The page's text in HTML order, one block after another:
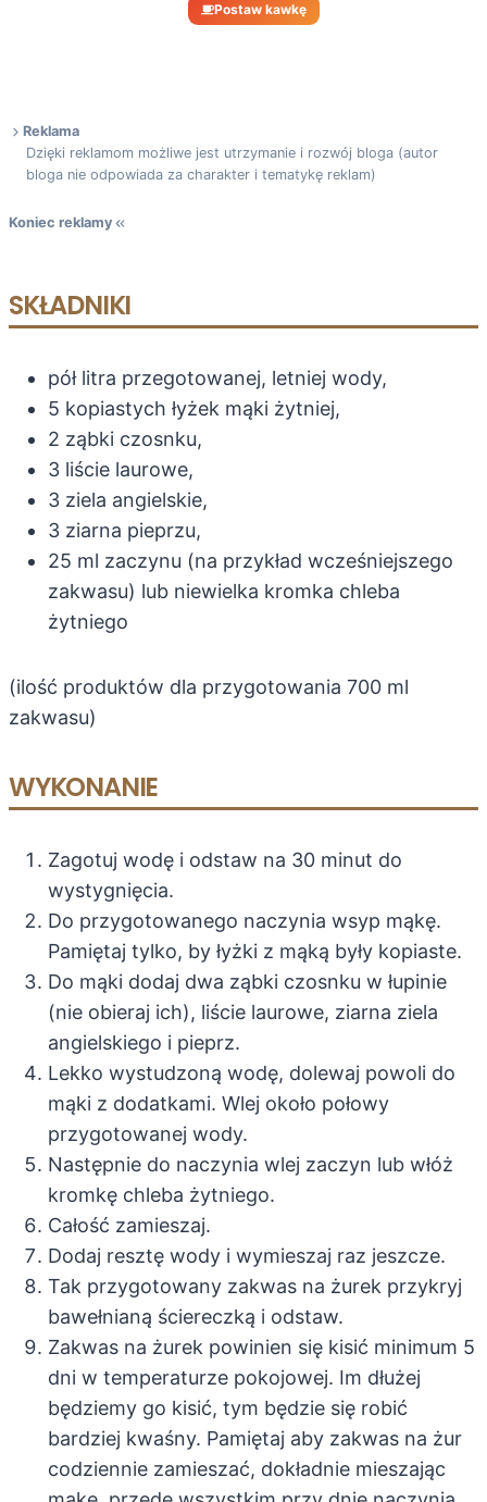
Postaw kawkę
Reklama
Dzięki reklamom możliwe jest utrzymanie i rozwój bloga (autor
bloga nie odpowiada za charakter i tematykę reklam)
Koniec reklamy
SKŁADNIKI
pół litra przegotowanej, letniej wody,
5 kopiastych łyżek mąki żytniej,
2 ząbki czosnku,
3 liście laurowe,
3 ziela angielskie,
3 ziarna pieprzu,
25 ml zaczynu (na przykład wcześniejszego
zakwasu) lub niewielka kromka chleba
żytniego
(ilość produktów dla przygotowania 700 ml
zakwasu)
WYKONANIE
Zagotuj wodę i odstaw na 30 minut do
wystygnięcia.
Do przygotowanego naczynia wsyp mąkę.
Pamiętaj tylko, by łyżki z mąką były kopiaste.
Do mąki dodaj dwa ząbki czosnku w łupinie
(nie obieraj ich), liście laurowe, ziarna ziela
angielskiego i pieprz.
Lekko wystudzoną wodę, dolewaj powoli do
mąki z dodatkami. Wlej około połowy
przygotowanej wody.
Następnie do naczynia wlej zaczyn lub włóż
kromkę chleba żytniego.
Całość zamieszaj.
Dodaj resztę wody i wymieszaj raz jeszcze.
Tak przygotowany zakwas na żurek przykryj
bawełnianą ściereczką i odstaw.
Zakwas na żurek powinien się kisić minimum 5
dni w temperaturze pokojowej. Im dłużej
będziemy go kisić, tym będzie się robić
bardziej kwaśny. Pamiętaj aby zakwas na żur
codziennie zamieszać, dokładnie mieszając